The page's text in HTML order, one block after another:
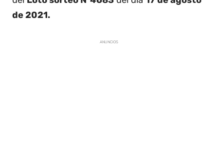
de 2021.
ANUNCIOS